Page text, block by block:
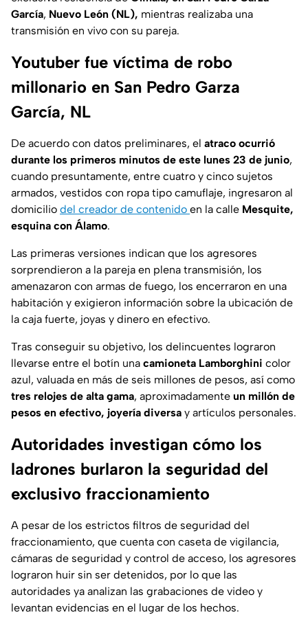
García, Nuevo León (NL), mientras realizaba una
transmisión en vivo con su pareja.
Youtuber fue víctima de robo
millonario en San Pedro Garza
García, NL
De acuerdo con datos preliminares, el atraco ocurrió
durante los primeros minutos de este lunes 23 de junio,
cuando presuntamente, entre cuatro y cinco sujetos
armados, vestidos con ropa tipo camuflaje, ingresaron al
domicilio del creador de contenido en la calle Mesquite,
esquina con Álamo.
Las primeras versiones indican que los agresores
sorprendieron a la pareja en plena transmisión, los
amenazaron con armas de fuego, los encerraron en una
habitación y exigieron información sobre la ubicación de
la caja fuerte, joyas y dinero en efectivo.
Tras conseguir su objetivo, los delincuentes lograron
llevarse entre el botín una camioneta Lamborghini color
azul, valuada en más de seis millones de pesos, así como
tres relojes de alta gama, aproximadamente un millón de
pesos en efectivo, joyería diversa y artículos personales.
Autoridades investigan cómo los
ladrones burlaron la seguridad del
exclusivo fraccionamiento
A pesar de los estrictos filtros de seguridad del
fraccionamiento, que cuenta con caseta de vigilancia,
cámaras de seguridad y control de acceso, los agresores
lograron huir sin ser detenidos, por lo que las
autoridades ya analizan las grabaciones de video y
levantan evidencias en el lugar de los hechos.